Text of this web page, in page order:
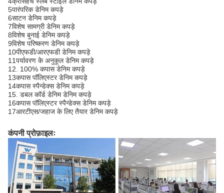
5पारंपरिक डेनिम कपड़े
6साटन डेनिम कपड़े
7विशेष सामग्री डेनिम कपड़े
8विशेष बुनाई डेनिम कपड़े
9विशेष परिष्करण डेनिम कपड़े
10पीएफडी/आरएफडी डेनिम कपड़े
11पर्यावरण के अनुकूल डेनिम कपड़े
12. 100% कपास डेनिम कपड़े
13कपास पॉलिएस्टर डेनिम कपड़े
14कपास स्पैन्डेक्स डेनिम कपड़े
15. डबल कॉर्ड डेनिम डेनिम कपड़े
16कपास पॉलिएस्टर स्पैन्डेक्स डेनिम कपड़े
17आरटीएस/जहाज के लिए तैयार डेनिम कपड़े
कंपनी प्रोफ़ाइलः